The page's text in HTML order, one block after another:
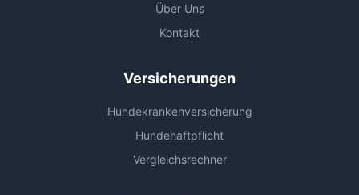
Über Uns
Kontakt
Versicherungen
Hundekrankenversicherung
Hundehaftpflicht
Vergleichsrechner